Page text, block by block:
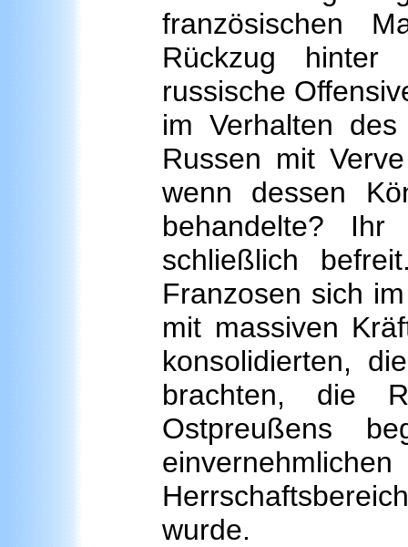
französischen
Rückzug
russische
im Verhalten
Russen mit
wenn dessen
behandelte?
schließlich
Franzosen sich
mit massiven
konsolidierten,
brachten, die
Ostpreußens
wurde.